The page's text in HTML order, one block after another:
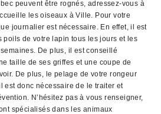
peuvent être rognés, adressez-vous à
les oiseaux à Ville. Pour votre
journalier est nécessaire. En effet, il est
poils de votre lapin tous les jours et les
De plus, il est conseillé
taille de ses griffes et une coupe de
De plus, le pelage de votre rongeur
est donc nécessaire de le traiter et
N’hésitez pas à vous renseigner,
spécialisés dans les animaux